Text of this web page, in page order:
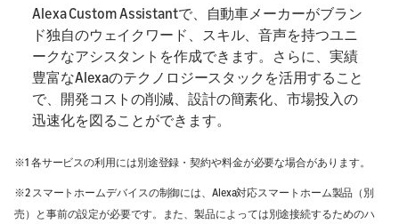
Alexa Custom Assistantで、自動車メーカーがブラン
ド独自のウェイクワード、スキル、音声を持つユニ
ークなアシスタントを作成できます。さらに、実績
豊富なAlexaのテクノロジースタックを活用すること
で、開発コストの削減、設計の簡素化、市場投入の
迅速化を図ることができます。
※1 各サービスの利用には別途登録・契約や料金が必要な場合があります。
※2 スマートホームデバイスの制御には、Alexa対応スマートホーム製品（別
売）と事前の設定が必要です。また、製品によっては別途接続するためのハ